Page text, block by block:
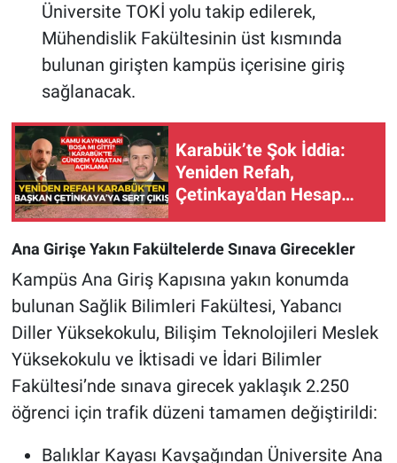
Üniversite TOKİ yolu takip edilerek,
Mühendislik Fakültesinin üst kısmında
bulunan girişten kampüs içerisine giriş
sağlanacak.
Karabük’te Şok İddia:
Yeniden Refah,
Çetinkaya'dan Hesap
Ana Girişe Yakın Fakültelerde Sınava Girecekler
Kampüs Ana Giriş Kapısına yakın konumda
bulunan Sağlik Bilimleri Fakültesi, Yabancı
Diller Yüksekokulu, Bilişim Teknolojileri Meslek
Yüksekokulu ve İktisadi ve İdari Bilimler
Fakültesi’nde sınava girecek yaklaşık 2.250
öğrenci için trafik düzeni tamamen değiştirildi:
Balıklar Kayası Kavşağından Üniversite Ana